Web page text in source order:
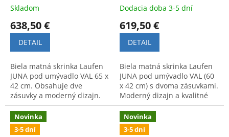
Skladom
638,50 €
DETAIL
Biela matná skrinka Laufen
JUNA pod umývadlo VAL 65 x
42 cm. Obsahuje dve
zásuvky a moderný dizajn.
Dodacia doba 3-5 dní
619,50 €
DETAIL
Biela matná skrinka Laufen
JUNA pod umývadlo VAL (60
x 42 cm) s dvoma zásuvkami.
Moderný dizajn a kvalitné
spracovanie pre vašu
kúpeľňu.
Novinka
3-5 dní
Novinka
3-5 dní